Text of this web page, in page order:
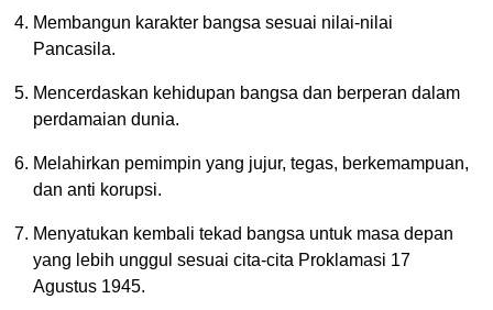
Membangun karakter bangsa sesuai nilai-nilai
Pancasila.
Mencerdaskan kehidupan bangsa dan berperan dalam
perdamaian dunia.
Melahirkan pemimpin yang jujur, tegas, berkemampuan,
dan anti korupsi.
Menyatukan kembali tekad bangsa untuk masa depan
yang lebih unggul sesuai cita-cita Proklamasi 17
Agustus 1945.